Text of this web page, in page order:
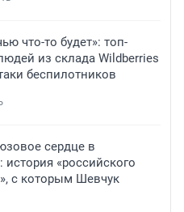
что-то будет»: топ-
из склада Wildberries
беспилотников
сердце в
«российского
с которым Шевчук